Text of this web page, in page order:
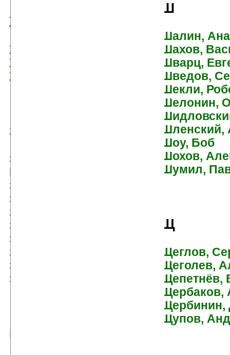
Ж
Жвалевский, Андрей
Жданов, Сергей
Желязны, Роджер
З
Загоскин, Михаил
Николаевич
Замятин, Евгений
Зан, Тимоти
Заяц, Владимир
Зеличёнок, Альберт
Зенин, Игорь
Зинченко, Майя
Зинчук, Андрей
Зуев-Ордынец, Михаил
И
Ш
Шалин,
Шахов,
Шварц,
Шведов,
Шекли,
Шелонин,
Шленский,
Шоу, Боб
Шохов,
Шумил,
Щ
Щеглов,
Щеголев,
Щепетнёв,
Щербаков,
Щербинин,
Щупов,